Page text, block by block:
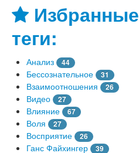
Избранные
теги:
Анализ 44
Бессознательное 31
Взаимоотношения 26
Видео 27
Влияние 67
Воля 27
Восприятие 26
Ганс Файхингер 39